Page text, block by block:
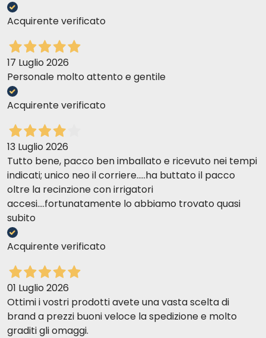
Acquirente verificato
17 Luglio 2026
Personale molto attento e gentile
Acquirente verificato
13 Luglio 2026
Tutto bene, pacco ben imballato e ricevuto nei tempi
indicati; unico neo il corriere.....ha buttato il pacco
oltre la recinzione con irrigatori
accesi....fortunatamente lo abbiamo trovato quasi
subito
Acquirente verificato
01 Luglio 2026
Ottimi i vostri prodotti avete una vasta scelta di
brand a prezzi buoni veloce la spedizione e molto
graditi gli omaggi.